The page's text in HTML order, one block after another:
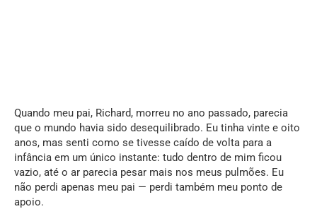
Quando meu pai, Richard, morreu no ano passado, parecia
que o mundo havia sido desequilibrado. Eu tinha vinte e oito
anos, mas senti como se tivesse caído de volta para a
infância em um único instante: tudo dentro de mim ficou
vazio, até o ar parecia pesar mais nos meus pulmões. Eu
não perdi apenas meu pai — perdi também meu ponto de
apoio.